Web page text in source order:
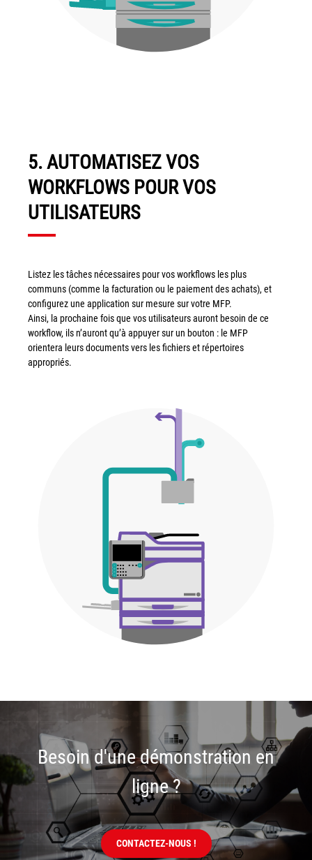
5. AUTOMATISEZ VOS
WORKFLOWS POUR VOS
UTILISATEURS
Listez les tâches nécessaires pour vos workflows les plus
communs (comme la facturation ou le paiement des achats), et
configurez une application sur mesure sur votre MFP.
Ainsi, la prochaine fois que vos utilisateurs auront besoin de ce
workflow, ils n’auront qu’à appuyer sur un bouton : le MFP
orientera leurs documents vers les fichiers et répertoires
appropriés.
Besoin d'une démonstration en
ligne ?
CONTACTEZ-NOUS !